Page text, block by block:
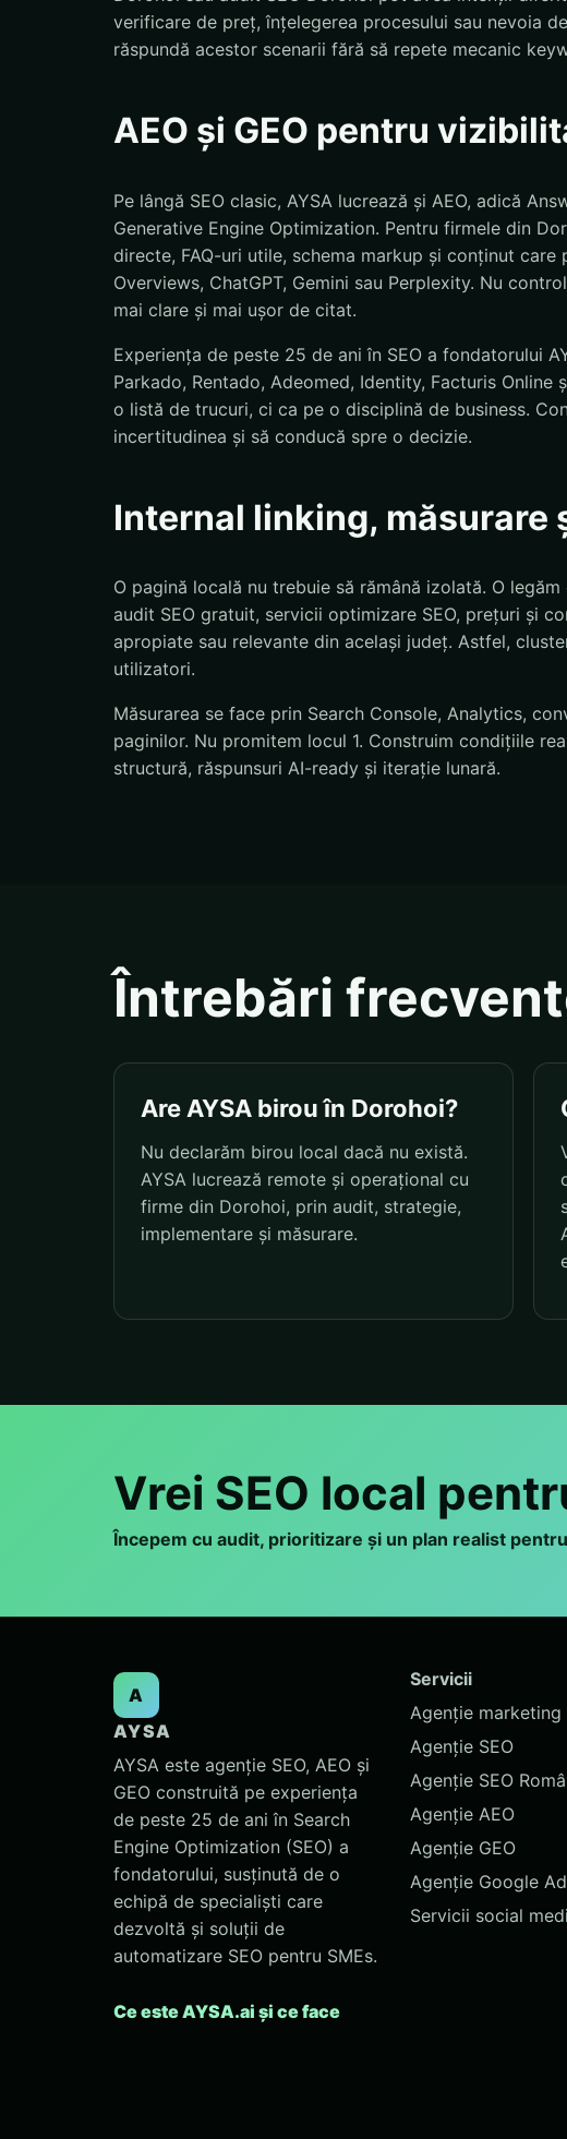
verificare de preț, înțelegerea procesului sau nevoia
răspundă acestor scenarii fără să repete mecanic
AEO și GEO pentru
Pe lângă SEO clasic, AYSA lucrează și AEO, adică
Generative Engine Optimization. Pentru firmele din
directe, FAQ-uri utile, schema markup și conținut
Overviews, ChatGPT, Gemini sau Perplexity. Nu
mai clare și mai ușor de citat.
Experiența de peste 25 de ani în SEO a fondatorului
Parkado, Rentado, Adeomed, Identity, Facturis Online
o listă de trucuri, ci ca pe o disciplină de business.
incertitudinea și să conducă spre o decizie.
Internal linking, măsurare
O pagină locală nu trebuie să rămână izolată. O legăm
audit SEO gratuit, servicii optimizare SEO, prețuri și
apropiate sau relevante din același județ. Astfel,
utilizatori.
Măsurarea se face prin Search Console, Analytics,
paginilor. Nu promitem locul 1. Construim condițiile
structură, răspunsuri AI-ready și iterație lunară.
Întrebări
Are AYSA birou în Dorohoi?
Nu declarăm birou local dacă nu există.
AYSA lucrează remote și operațional cu
firme din Dorohoi, prin audit, strategie,
implementare și măsurare.
Vrei SEO local
Începem cu audit, prioritizare și un plan realist
A
AYSA
AYSA este agenție SEO, AEO și
GEO construită pe experiența
de peste 25 de ani în Search
Engine Optimization (SEO) a
fondatorului, susținută de o
echipă de specialiști care
dezvoltă și soluții de
automatizare SEO pentru SMEs.
Ce este AYSA.ai și ce face
Servicii
Agenție marketing
Agenție SEO
Agenție SEO
Agenție AEO
Agenție GEO
Agenție Google
Servicii social